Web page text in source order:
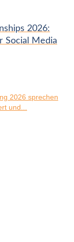
2026:
Social Media
2026 sprechen
und...